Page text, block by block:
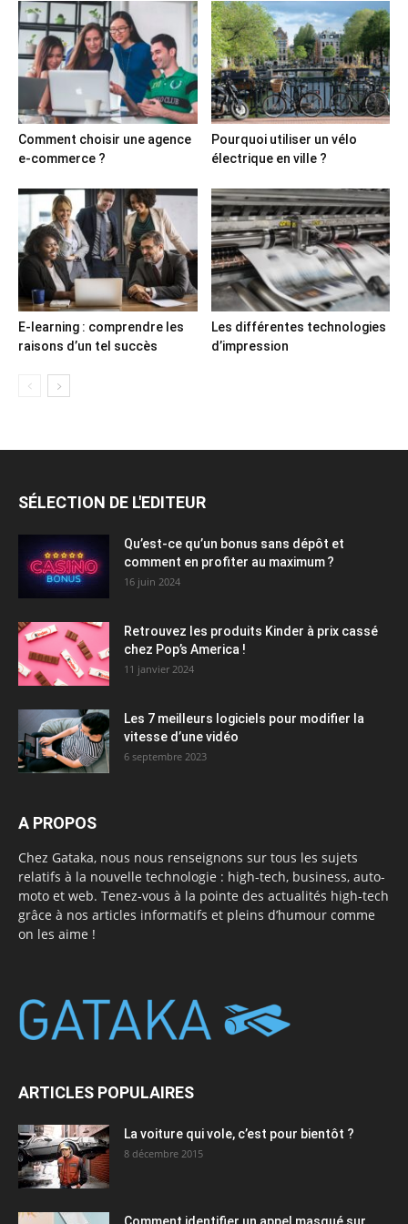
Comment choisir une agence
e-commerce ?
Pourquoi utiliser un vélo
électrique en ville ?
E-learning : comprendre les
raisons d’un tel succès
Les différentes technologies
d’impression
SÉLECTION DE L'EDITEUR
Qu’est-ce qu’un bonus sans dépôt et
comment en profiter au maximum ?
16 juin 2024
Retrouvez les produits Kinder à prix cassé
chez Pop’s America !
11 janvier 2024
Les 7 meilleurs logiciels pour modifier la
vitesse d’une vidéo
6 septembre 2023
A PROPOS
Chez Gataka, nous nous renseignons sur tous les sujets
relatifs à la nouvelle technologie : high-tech, business, auto-
moto et web. Tenez-vous à la pointe des actualités high-tech
grâce à nos articles informatifs et pleins d’humour comme
on les aime !
ARTICLES POPULAIRES
La voiture qui vole, c’est pour bientôt ?
8 décembre 2015